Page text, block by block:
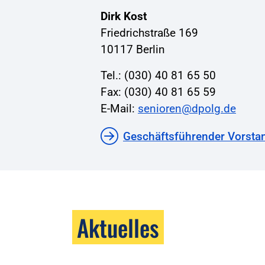
Dirk Kost
Friedrichstraße 169
10117 Berlin
Tel.: (030) 40 81 65 50
Fax: (030) 40 81 65 59
E-Mail: senioren@dpolg.de
Geschäftsführender
Aktuelles